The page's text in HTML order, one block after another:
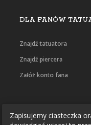
DLA FANÓW
Znajdź tatuatora
Znajdź piercera
Załóż konto fana
Zapisujemy ciasteczka